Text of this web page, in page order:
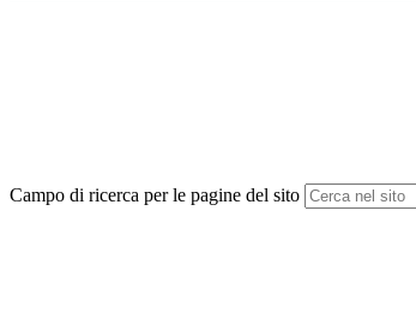
Campo di ricerca per le pagine del sito